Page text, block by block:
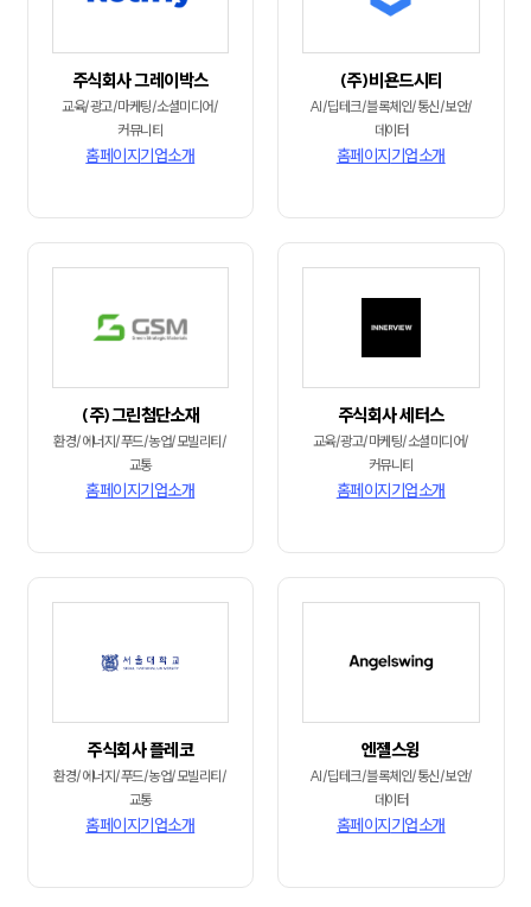
주식회사 그레이박스
교육/광고/마케팅/소셜미디어/
커뮤니티
홈페이지기업소개
(주)비욘드시티
AI/딥테크/블록체인/통신/보안/
데이터
홈페이지기업소개
(주)그린첨단소재
환경/에너지/푸드/농업/모빌리티/
교통
홈페이지기업소개
주식회사 세터스
교육/광고/마케팅/소셜미디어/
커뮤니티
홈페이지기업소개
주식회사 플레코
환경/에너지/푸드/농업/모빌리티/
교통
홈페이지기업소개
엔젤스윙
AI/딥테크/블록체인/통신/보안/
데이터
홈페이지기업소개